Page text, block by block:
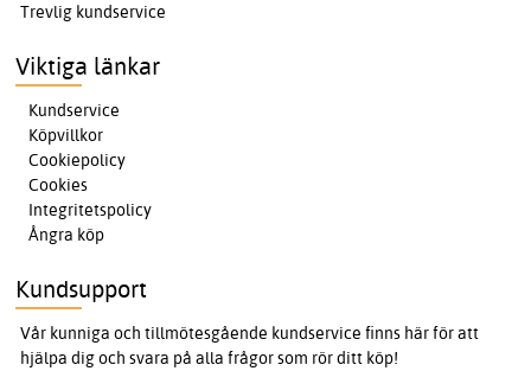
Trevlig kundservice
Viktiga länkar
Kundservice
Köpvillkor
Cookiepolicy
Cookies
Integritetspolicy
Ångra köp
Kundsupport
Vår kunniga och tillmötesgående kundservice finns här för att
hjälpa dig och svara på alla frågor som rör ditt köp!